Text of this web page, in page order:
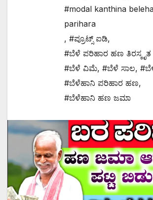
#modal kanthina
parihara
, #ಪ್ರೂಟ್ಸ್ ಐಡಿ,
#ಬೆಳೆ ಪರಿಹಾರ ಹಣ ತಿರಸ್ಕೃತ
#ಬೆಳೆ ವಿಮೆ, #ಬೆಳೆ ಸಾಲ,
#ಬೆಳೆಹಾನಿ ಪರಿಹಾರ ಹಣ,
#ಬೆಳೆಹಾನಿ ಹಣ ಜಮಾ